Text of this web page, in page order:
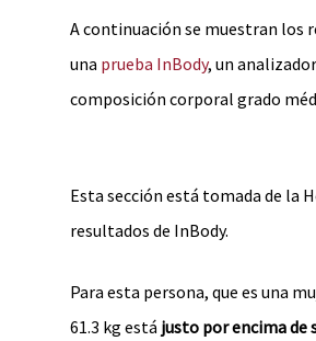
A continuación se muestran los
una prueba InBody, un
composición corporal grado
Esta sección está tomada de la
resultados de InBody.
Para esta persona, que es una
61.3 kg está justo por encima de